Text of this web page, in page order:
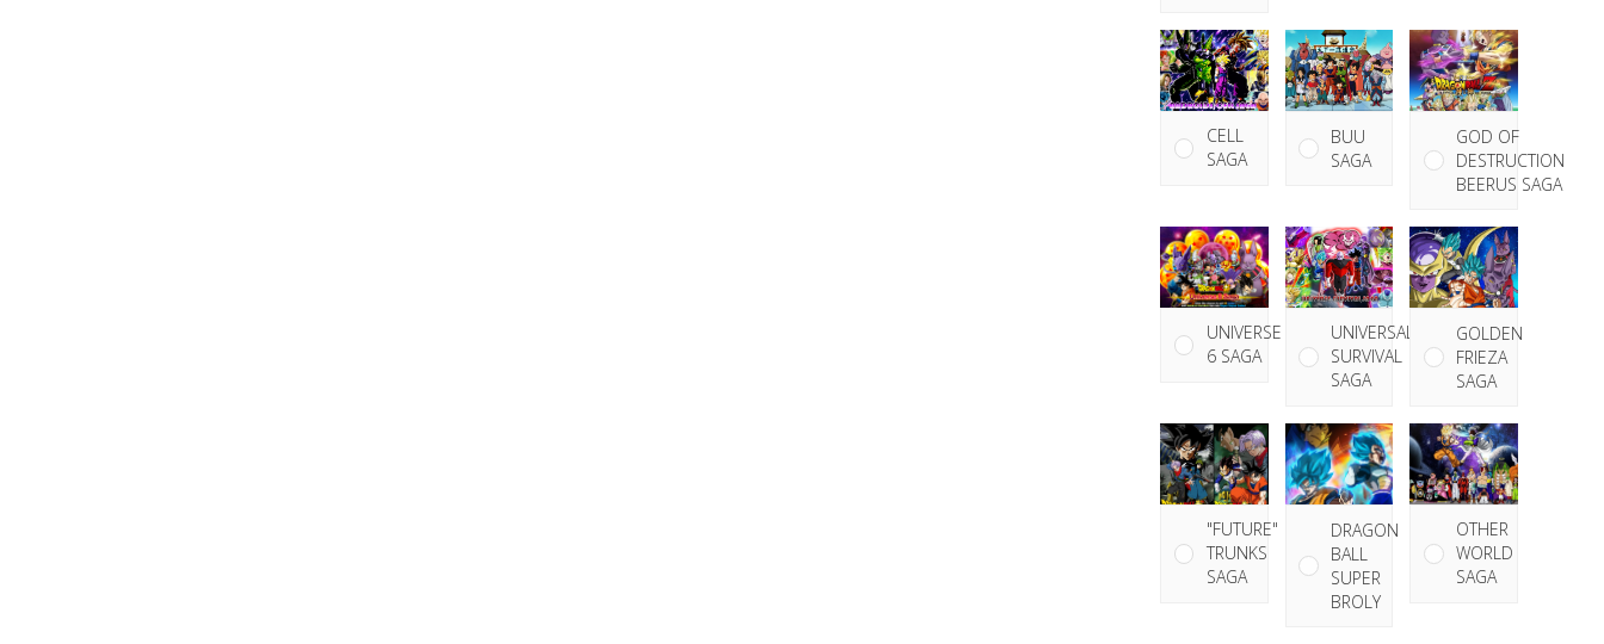
CELL
SAGA
BUU
SAGA
GOD OF
DESTRUCTION
BEERUS SAGA
UNIVERSE
6 SAGA
UNIVERSAL
SURVIVAL
SAGA
GOLDEN
FRIEZA
SAGA
"FUTURE"
TRUNKS
SAGA
DRAGON
BALL
SUPER
BROLY
OTHER
WORLD
SAGA